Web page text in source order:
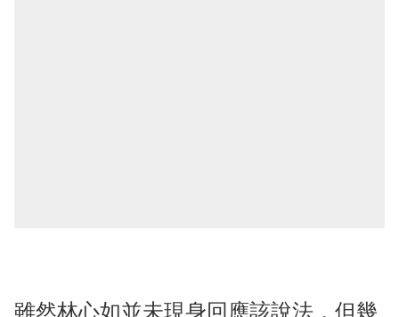
雖然林心如並未現身回應該說法，但幾